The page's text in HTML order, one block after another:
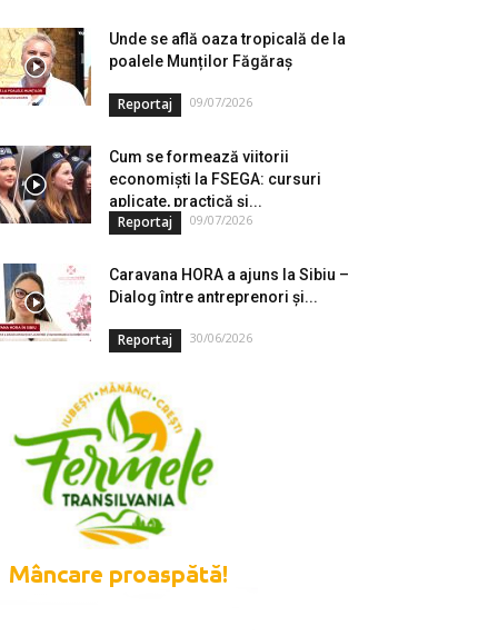
Unde se află oaza tropicală de la
poalele Munților Făgăraș
Reportaj 09/07/2026
Cum se formează viitorii
economiști la FSEGA: cursuri
aplicate, practică și...
Reportaj 09/07/2026
Caravana HORA a ajuns la Sibiu –
Dialog între antreprenori și...
Reportaj 30/06/2026